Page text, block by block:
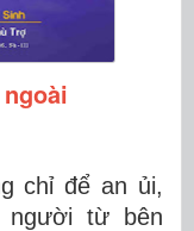
chỉ để an ủi,
người từ bên